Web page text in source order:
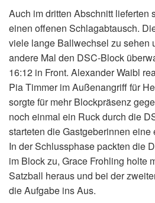
Auch im dritten Abschnitt lieferten
einen offenen Schlagabtausch.
viele lange Ballwechsel zu sehen
andere Mal den DSC-Block
16:12 in Front. Alexander Waibl
Pia Timmer im Außenangriff für
sorgte für mehr Blockpräsenz
noch einmal ein Ruck durch die
starteten die Gastgeberinnen
In der Schlussphase packten die
im Block zu, Grace Frohling holte
Satzball heraus und bei der
die Aufgabe ins Aus.